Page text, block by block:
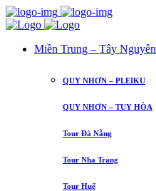
Miền Trung – Tây Nguyên
QUY NHƠN – PLEIKU
QUY NHƠN – TUY HÒA
Tour Đà Nẵng
Tour Nha Trang
Tour Huế